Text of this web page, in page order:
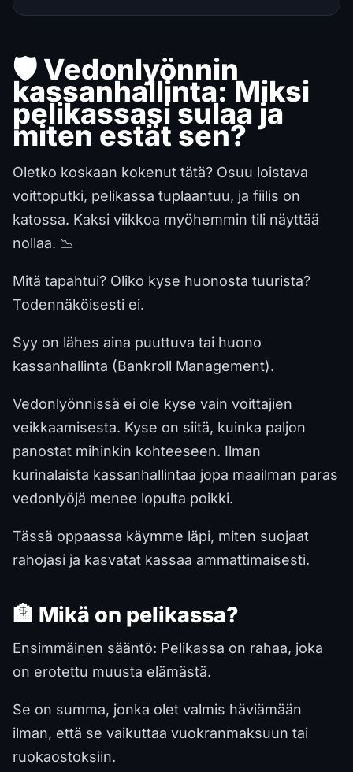
🛡️ Vedonlyönnin
kassanhallinta: Miksi
pelikassasi sulaa ja
miten estät sen?
Oletko koskaan kokenut tätä? Osuu loistava
voittoputki, pelikassa tuplaantuu, ja fiilis on
katossa. Kaksi viikkoa myöhemmin tili näyttää
nollaa. 📉
Mitä tapahtui? Oliko kyse huonosta tuurista?
Todennäköisesti ei.
Syy on lähes aina puuttuva tai huono
kassanhallinta (Bankroll Management).
Vedonlyönnissä ei ole kyse vain voittajien
veikkaamisesta. Kyse on siitä, kuinka paljon
panostat mihinkin kohteeseen. Ilman
kurinalaista kassanhallintaa jopa maailman paras
vedonlyöjä menee lopulta poikki.
Tässä oppaassa käymme läpi, miten suojaat
rahojasi ja kasvatat kassaa ammattimaisesti.
🏦 Mikä on pelikassa?
Ensimmäinen sääntö: Pelikassa on rahaa, joka
on erotettu muusta elämästä.
Se on summa, jonka olet valmis häviämään
ilman, että se vaikuttaa vuokranmaksuun tai
ruokaostoksiin.